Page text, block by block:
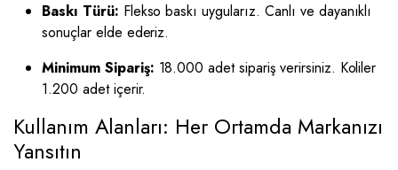
Baskı Türü: Flekso baskı uygularız. Canlı ve dayanıklı
sonuçlar elde ederiz.
Minimum Sipariş: 18.000 adet sipariş verirsiniz. Koliler
1.200 adet içerir.
Kullanım Alanları: Her Ortamda Markanızı
Yansıtın